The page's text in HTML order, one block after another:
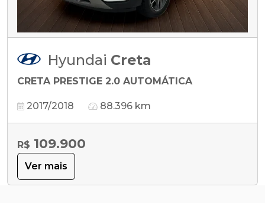
Hyundai Creta
CRETA PRESTIGE 2.0 AUTOMÁTICA
2017/2018 88.396 km
R$ 109.900
Ver mais